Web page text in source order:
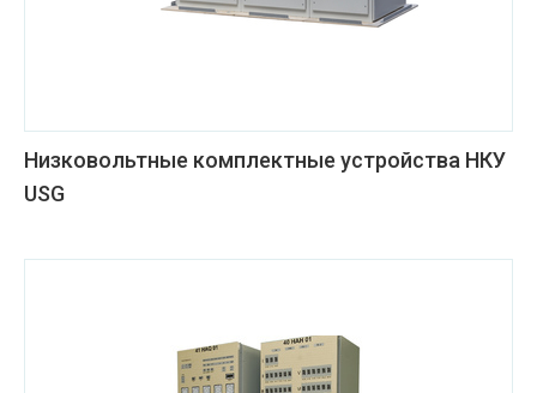
Низковольтные комплектные устройства НКУ
USG